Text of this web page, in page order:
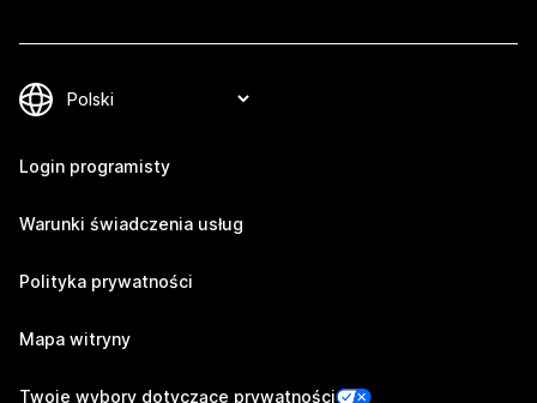
Login programisty
Warunki świadczenia usług
Polityka prywatności
Mapa witryny
Twoje wybory dotyczące prywatności